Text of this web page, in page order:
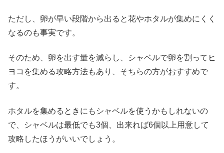
ただし、卵が早い段階から出ると花やホタルが集めにくく
なるのも事実です。
そのため、卵を出す量を減らし、シャベルで卵を割ってヒ
ヨコを集める攻略方法もあり、そちらの方がおすすめで
す。
ホタルを集めるときにもシャベルを使うかもしれないの
で、シャベルは最低でも3個、出来れば6個以上用意して
攻略したほうがいいでしょう。